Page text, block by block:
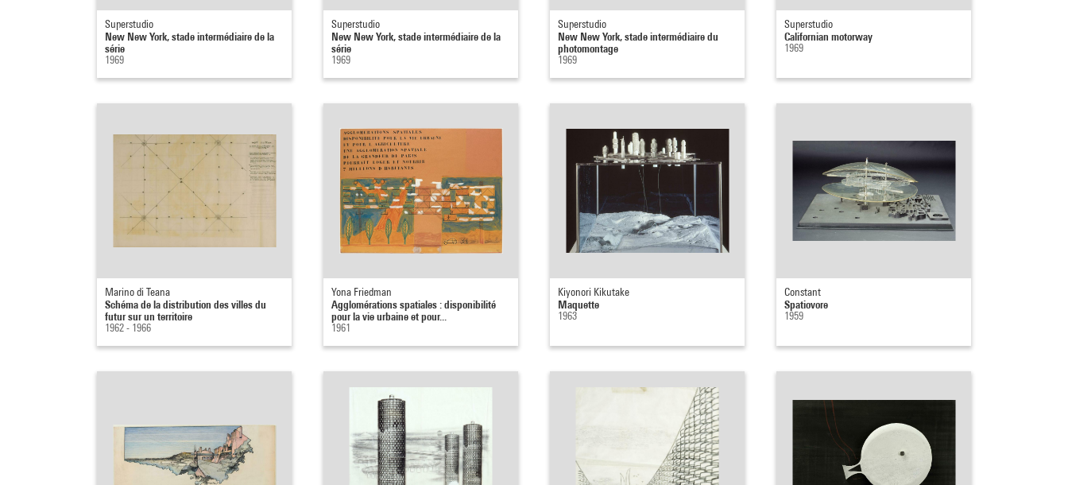
Superstudio
New New York, stade intermédiaire de la
série
1969
Superstudio
New New York, stade intermédiaire de la
série
1969
Superstudio
New New York, stade intermédiaire du
photomontage
1969
Superstudio
Californian motorway
1969
Marino di Teana
Schéma de la distribution des villes du
futur sur un territoire
1962 - 1966
Yona Friedman
Agglomérations spatiales : disponibilité
pour la vie urbaine et pour...
1961
Kiyonori Kikutake
Maquette
1963
Constant
Spatiovore
1959